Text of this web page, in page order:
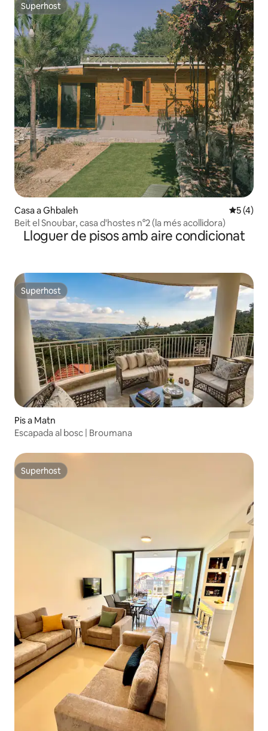
Superhost
Superhost
Casa a Ghbaleh 5 de
5 (4)
Beit el Snoubar, casa d'hostes n°2 (la més acollidora)
Lloguer de pisos amb aire condicionat
Superhost
Superhost
Pis a Matn
Escapada al bosc | Broumana
Superhost
Superhost